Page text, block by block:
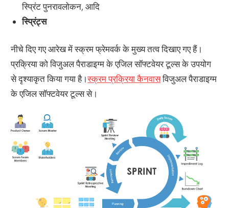
स्प्रिंट पुनरावलोकन, आदि
स्प्रिंट्स
नीचे दिए गए आरेख में स्क्रम फ्रेमवर्क के मुख्य तत्व दिखाए गए हैं।
प्रक्रिया को विजुअल पैराडाइग्म के एजिल सॉफ्टवेयर टूल्स के उपयोग
से दृश्याकृत किया गया है।स्क्रम प्रक्रिया कैनवासविजुअल पैराडाइग्म
के एजिल सॉफ्टवेयर टूल्स से।